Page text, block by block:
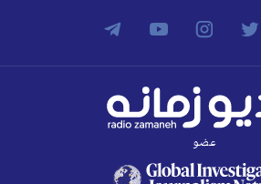
عضو